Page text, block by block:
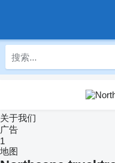
关于我们
广告
1
地图